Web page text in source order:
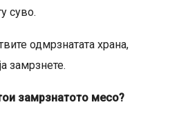
суво.
одмрзнатата храна,
замрзнете.
замрзнатото месо?